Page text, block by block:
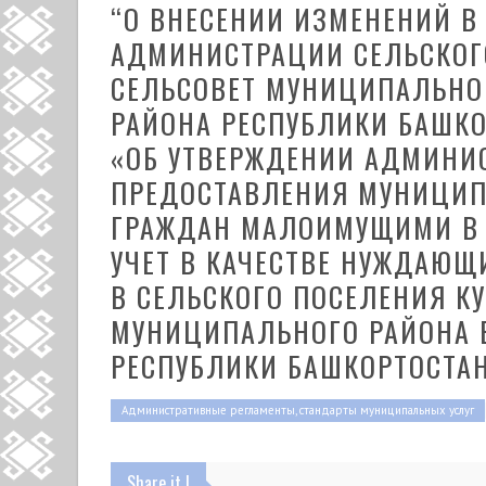
“О ВНЕСЕНИИ ИЗМЕНЕНИЙ
АДМИНИСТРАЦИИ
СЕЛЬСОВЕТ
РАЙОНА РЕСПУБЛИКИ
«ОБ УТВЕРЖДЕНИИ
ПРЕДОСТАВЛЕНИЯ
ГРАЖДАН МАЛОИМУЩИМИ В
УЧЕТ В КАЧЕСТВЕ
В СЕЛЬСКОГО ПОСЕЛЕНИЯ
МУНИЦИПАЛЬНОГО РАЙОНА
РЕСПУБЛИКИ
Административные регламенты, стандарты муниципальных услуг